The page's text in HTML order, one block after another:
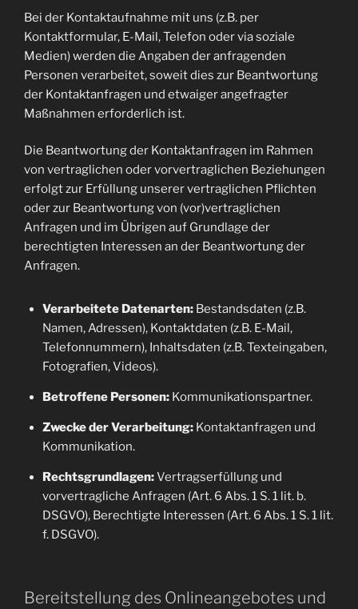
Bei der Kontaktaufnahme mit uns (z.B. per
Kontaktformular, E-Mail, Telefon oder via soziale
Medien) werden die Angaben der anfragenden
Personen verarbeitet, soweit dies zur Beantwortung
der Kontaktanfragen und etwaiger angefragter
Maßnahmen erforderlich ist.
Die Beantwortung der Kontaktanfragen im Rahmen
von vertraglichen oder vorvertraglichen Beziehungen
erfolgt zur Erfüllung unserer vertraglichen Pflichten
oder zur Beantwortung von (vor)vertraglichen
Anfragen und im Übrigen auf Grundlage der
berechtigten Interessen an der Beantwortung der
Anfragen.
Verarbeitete Datenarten:Bestandsdaten (z.B.
Namen, Adressen), Kontaktdaten (z.B. E-Mail,
Telefonnummern), Inhaltsdaten (z.B. Texteingaben,
Fotografien, Videos).
Betroffene Personen:Kommunikationspartner.
Zwecke der Verarbeitung:Kontaktanfragen und
Kommunikation.
Rechtsgrundlagen:Vertragserfüllung und
vorvertragliche Anfragen (Art. 6 Abs. 1 S. 1 lit. b.
DSGVO), Berechtigte Interessen (Art. 6 Abs. 1 S. 1 lit.
f. DSGVO).
Bereitstellung des Onlineangebotes und